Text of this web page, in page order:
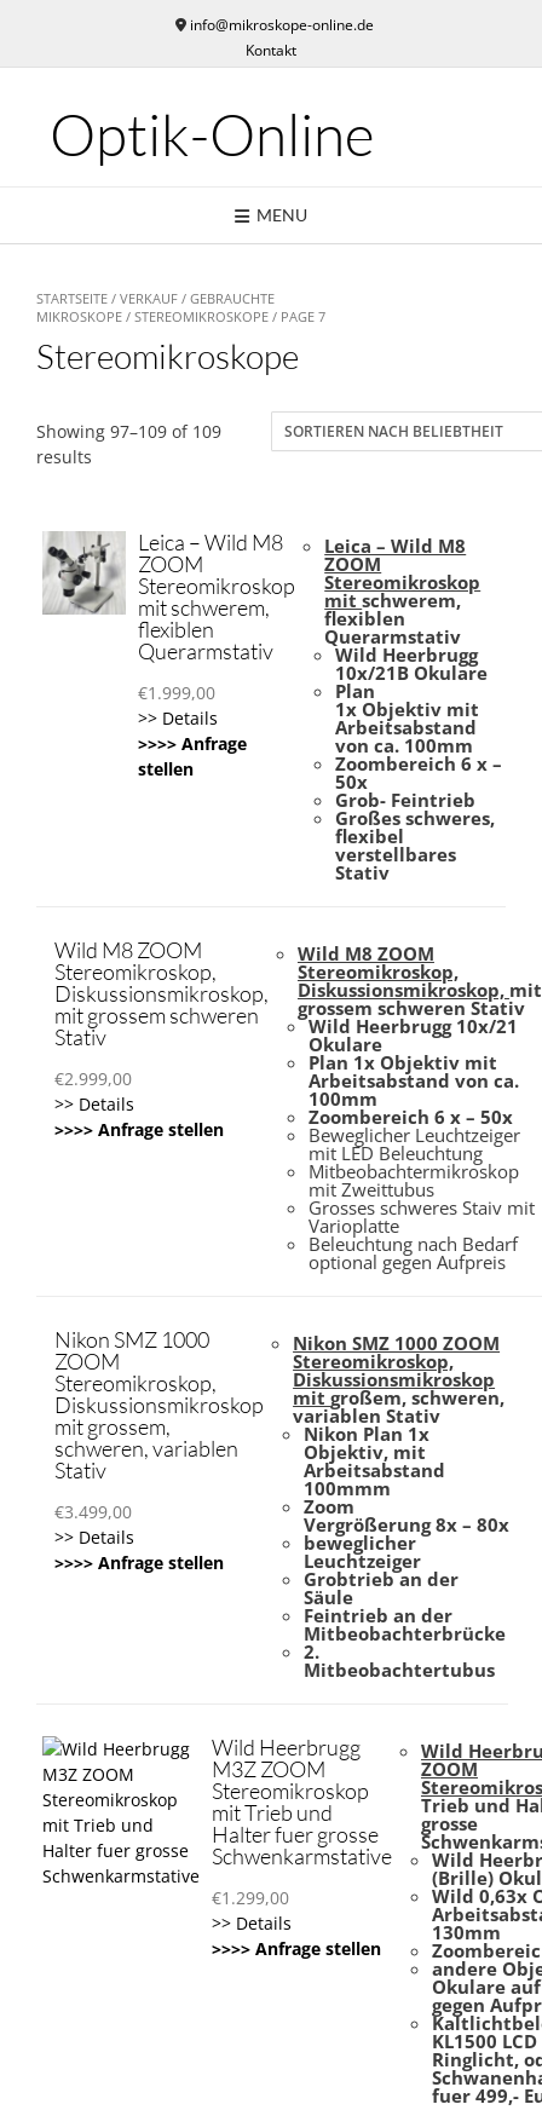
content
info@mikroskope-online.de
Kontakt
Optik-Online
MENU
STARTSEITE / VERKAUF / GEBRAUCHTE
MIKROSKOPE / STEREOMIKROSKOPE / PAGE 7
Stereomikroskope
Showing 97–109 of 109
results
Leica – Wild M8
ZOOM
Stereomikroskop
mit schwerem,
flexiblen
Querarmstativ
€1.999,00
>> Details
>>>> Anfrage
stellen
Leica – Wild M8
ZOOM
Stereomikroskop
mitschwerem,
flexiblen
Querarmstativ
Wild Heerbrugg
10x/21B Okulare
Plan
1x Objektiv mit
Arbeitsabstand
von ca. 100mm
Zoombereich 6 x –
50x
Grob- Feintrieb
Großes schweres,
flexibel
verstellbares
Stativ
Wild M8 ZOOM
Stereomikroskop,
Diskussionsmikroskop,
mit grossem schweren
Stativ
€2.999,00
>> Details
>>>> Anfrage stellen
Wild M8 ZOOM
Stereomikroskop,
Diskussionsmikroskop, mit
grossem schweren Stativ
Wild Heerbrugg 10x/21
Okulare
Plan 1xObjektiv mit
Arbeitsabstand von ca.
100mm
Zoombereich 6 x – 50x
Beweglicher Leuchtzeiger
mit LED Beleuchtung
Mitbeobachtermikroskop
mit Zweittubus
Grosses schweres Staiv mit
Varioplatte
Beleuchtung nach Bedarf
optional gegen Aufpreis
Nikon SMZ 1000
ZOOM
Stereomikroskop,
Diskussionsmikroskop
mit grossem,
schweren, variablen
Stativ
€3.499,00
>> Details
>>>> Anfrage stellen
Nikon SMZ 1000 ZOOM
Stereomikroskop,
Diskussionsmikroskop
mitgroßem, schweren,
variablen Stativ
Nikon Plan 1x
Objektiv, mit
Arbeitsabstand
100mmm
Zoom
Vergrößerung8x – 80x
beweglicher
Leuchtzeiger
Grobtrieb an der
Säule
Feintrieb an der
Mitbeobachterbrücke
2.
Mitbeobachtertubus
Wild Heerbrugg
M3Z ZOOM
Stereomikroskop
mit Trieb und
Halter fuer grosse
Schwenkarmstative
€1.299,00
>> Details
>>>> Anfrage stellen
Wild
ZOOM
Trieb und
grosse
Wild
(Brille)
Wild 0,63x
130mm
andere
Okulare
gegen
KL1500
Ringlicht,
fuer 499,-